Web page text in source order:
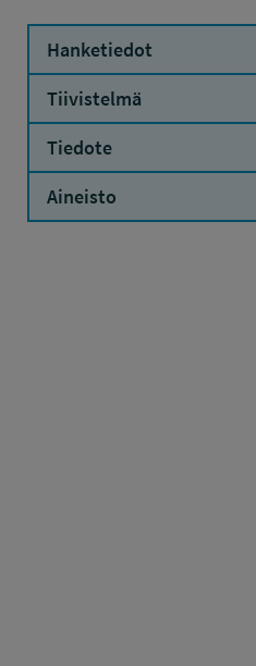
Hanketiedot
Tiivistelmä
Tiedote
Aineisto